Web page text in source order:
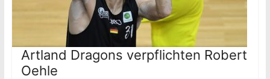
Artland Dragons verpflichten Robert
Oehle